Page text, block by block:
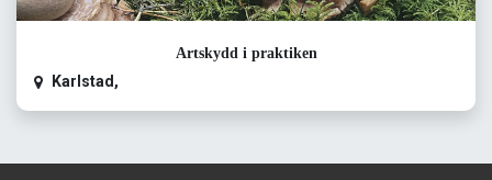
Artskydd i praktiken
Karlstad ,